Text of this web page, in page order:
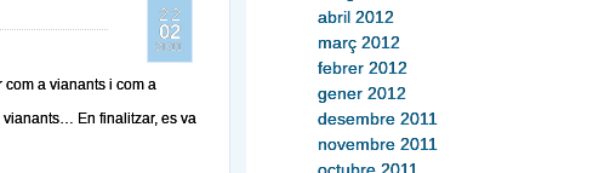
abril 2012
març 2012
febrer 2012
gener 2012
desembre 2011
novembre 2011
22
02
2011
com a vianants i com a
vianants… En finalitzar, es va